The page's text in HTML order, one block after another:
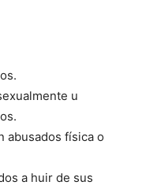
u
abusados ​​física o
a huir de sus